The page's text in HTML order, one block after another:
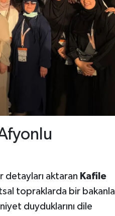
detayları aktaran Kafile
topraklarda bir bakanla
duyduklarını dile